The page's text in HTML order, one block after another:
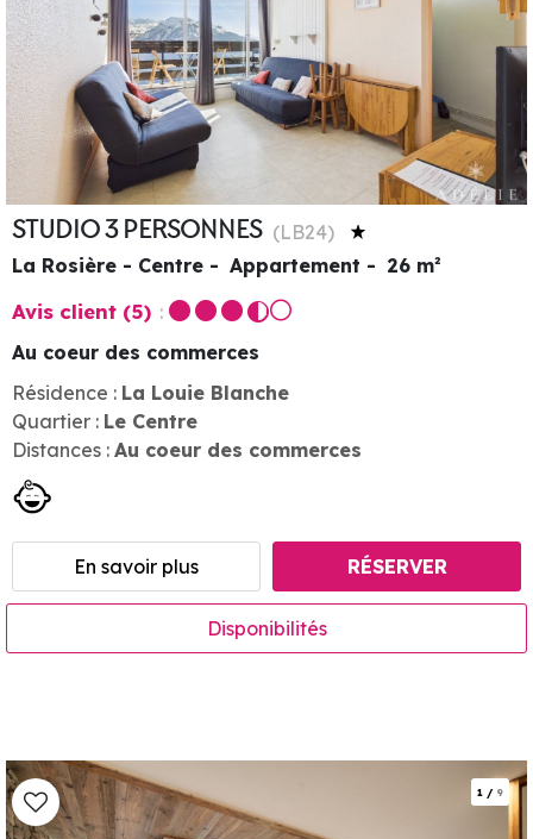
STUDIO 3 PERSONNES (LB24)
La Rosière - Centre
Appartement 26 m²
Avis client (5)
Résidence : La Louie Blanche
Quartier : Le Centre
Distances : Au coeur des commerces
Au coeur des commerces
En savoir plus RÉSERVER
Disponibilités
1 / 9